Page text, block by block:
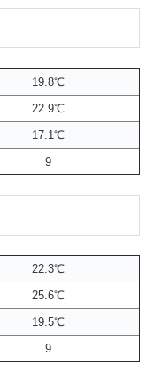
19.8℃
22.9℃
17.1℃
9
22.3℃
25.6℃
19.5℃
9